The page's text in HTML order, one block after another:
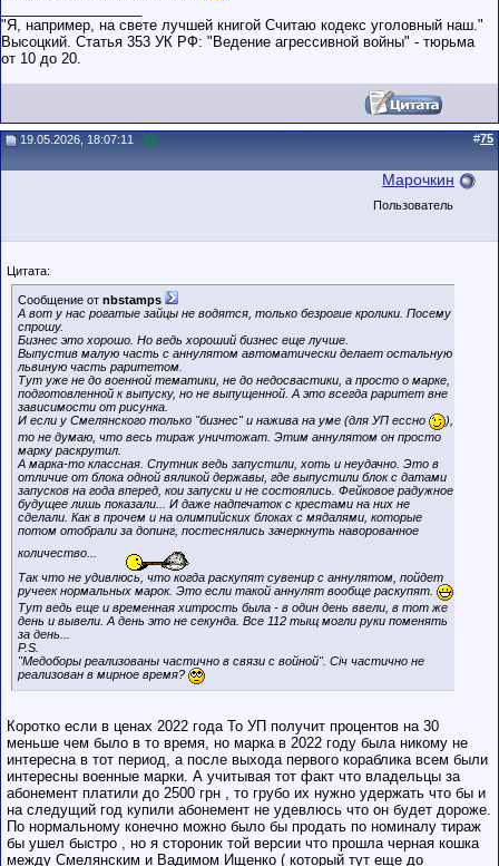
"Я, например, на свете лучшей книгой Считаю кодекс уголовный наш."
Высоцкий. Статья 353 УК РФ: "Ведение агрессивной войны" - тюрьма
от 10 до 20.
19.05.2026, 18:07:11 #75
Марочкин
Пользователь
Цитата:
Сообщение от nbstamps
А вот у нас рогатые зайцы не водятся, только безрогие кролики. Посему
спрошу.
Бизнес это хорошо. Но ведь хороший бизнес еще лучше.
Выпустив малую часть с аннулятом автоматически делает остальную
львиную часть раритетом.
Тут уже не до военной тематики, не до недосвастики, а просто о марке,
подготовленной к выпуску, но не выпущенной. А это всегда раритет вне
зависимости от рисунка.
И если у Смелянского только "бизнес" и нажива на уме (для УП ессно
),
то не думаю, что весь тираж уничтожат. Этим аннулятом он просто
марку раскрутил.
А марка-то классная. Спутник ведь запустили, хоть и неудачно. Это в
отличие от блока одной вяликой державы, где выпустили блок с датами
запусков на года вперед, кои запуски и не состоялись. Фейковое радужное
будущее лишь показали... И даже надпечаток с крестами на них не
сделали. Как в прочем и на олимпийских блоках с мядалями, которые
потом отобрали за допинг, постеснялись зачеркнуть наворованное
количество...
Так что не удивлюсь, что когда раскупят сувенир с аннулятом, пойдет
ручеек нормальных марок. Это если такой аннулят вообще раскупят.
Тут ведь еще и временная хитрость была - в один день ввели, в тот же
день и вывели. А день это не секунда. Все 112 тыщ могли руки поменять
за день...
P.S.
"Медоборы реализованы частично в связи с войной". Сiч частично не
реализован в мирное время?
Коротко если в ценах 2022 года То УП получит процентов на 30
меньше чем было в то время, но марка в 2022 году была никому не
интересна в тот период, а после выхода первого кораблика всем были
интересны военные марки. А учитывая тот факт что владельцы за
абонемент платили до 2500 грн , то грубо их нужно удержать что бы и
на следущий год купили абонемент не удевлюсь что он будет дороже.
По нормальному конечно можно было бы продать по номиналу тираж
бы ушел быстро , но я стороник той версии что прошла черная кошка
между Смелянским и Вадимом Ищенко ( который тут еще до